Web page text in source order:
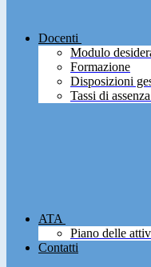
Docenti
Modulo
Formazione
Disposizioni
Tassi di
ATA
Piano delle
Contatti